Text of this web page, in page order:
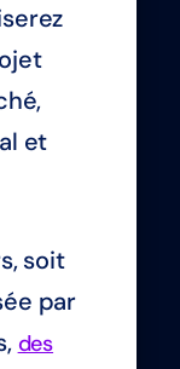
et
soit
par
des